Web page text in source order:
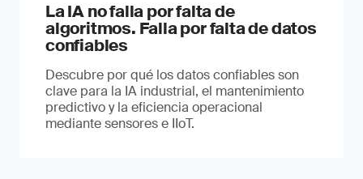
La IA no falla por falta de
algoritmos. Falla por falta de datos
confiables
Descubre por qué los datos confiables son
clave para la IA industrial, el mantenimiento
predictivo y la eficiencia operacional
mediante sensores e IIoT.